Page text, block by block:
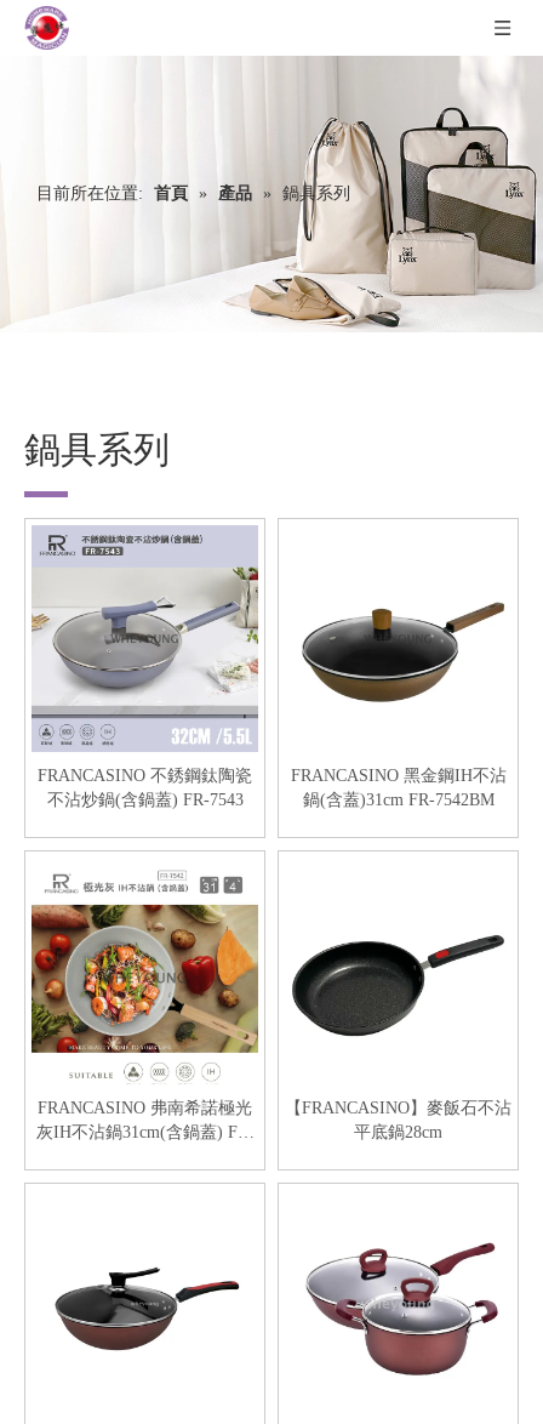
目前所在位置: 首頁 » 產品 » 鍋具系列
鍋具系列
FRANCASINO 不銹鋼鈦陶瓷
不沾炒鍋(含鍋蓋) FR-7543
FRANCASINO 黑金鋼IH不沾
鍋(含蓋)31cm FR-7542BM
FRANCASINO 弗南希諾極光
灰IH不沾鍋31cm(含鍋蓋) FR-
【FRANCASINO】麥飯石不沾
平底鍋28cm